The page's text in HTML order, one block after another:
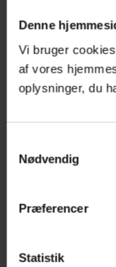
Denne
Vi bruger
af vores
oplysninger, du
Nødvendig
Præferencer
Statistik